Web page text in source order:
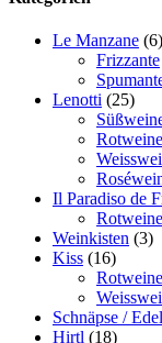
Le Manzane (6)
Frizzante
Lenotti (25)
Rotweine
Il Paradiso de
Rotweine
Weinkisten (3)
Kiss (16)
Rotweine
Schnäpse /
Hirtl (18)